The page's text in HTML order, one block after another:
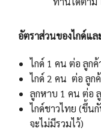
อัตราส่วนของไกด์แ
ไกด์ 1 คน ต่อ ลูก
ไกด์ 2 คน ต่อ ลูก
ลูกหาบ 1 คน ต่อ
ไกด์ชาวไทย (ขึ้น
จะไม่มีรวมไว้)